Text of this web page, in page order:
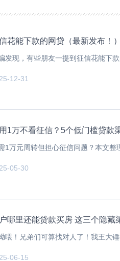
花能下款的网贷（最新发布！
发现，有些朋友一提到征信花能下
12-31
1万不看征信？5个低门槛贷款
1万元周转但担心征信问题？本文整
05-30
哪里还能贷款买房 这三个隐藏
喂！兄弟们可算找对人了！我王大
06-15